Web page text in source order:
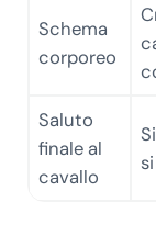
Schema
corporeo
Saluto
finale al
cavallo